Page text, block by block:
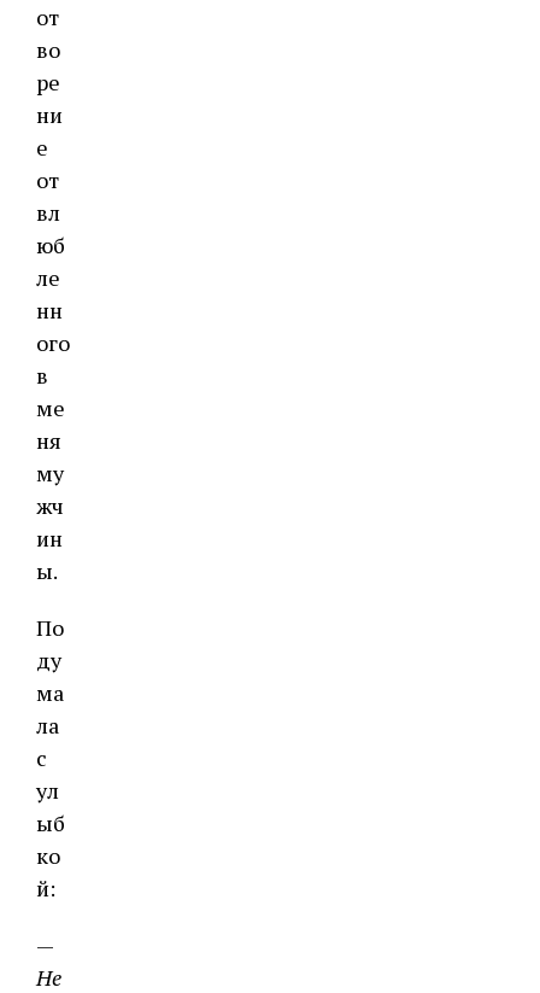
от
во
ре
ни
е
от
вл
юб
ле
нн
ого
в
ме
ня
му
жч
ин
ы.
По
ду
ма
ла
с
ул
ыб
ко
й:
—
Не